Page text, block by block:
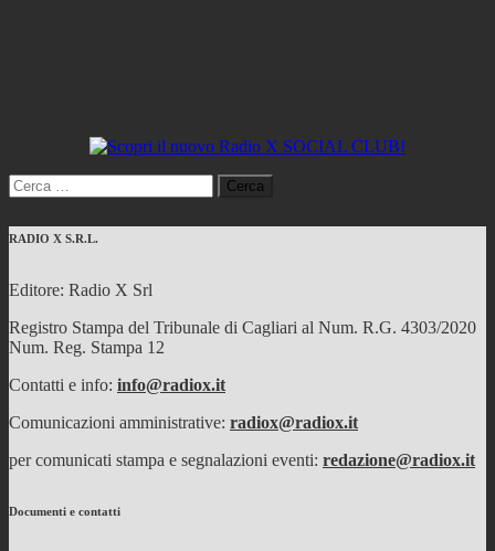
Ricerca
per:
RADIO X S.R.L.
Editore: Radio X Srl
Registro Stampa del Tribunale di Cagliari al Num. R.G. 4303/2020
Num. Reg. Stampa 12
Contatti e info: info@radiox.it
Comunicazioni amministrative: radiox@radiox.it
per comunicati stampa e segnalazioni eventi: redazione@radiox.it
Documenti e contatti